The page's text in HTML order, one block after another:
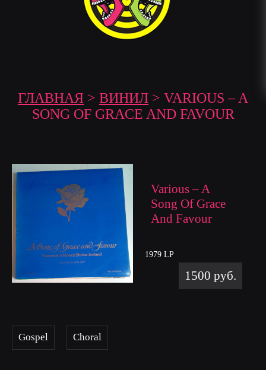
ГЛАВНАЯ > ВИНИЛ > VARIOUS ‎– A
SONG OF GRACE AND FAVOUR
Various ‎– A
Song Of Grace
And Favour
1979 LP
1500 руб.
Gospel Choral